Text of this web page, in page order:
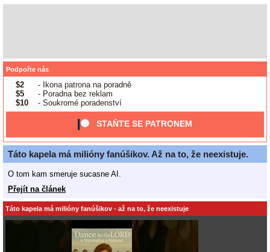
Podpořte nás
$2
- Ikona patrona na poradně
$5
- Poradna bez reklam
$10
- Soukromé poradenství
STAŇTE SE PATRONEM
Táto kapela má milióny fanúšikov. Až na to, že neexistuje.
O tom kam smeruje sucasne AI.
Přejít na článek
Táto kapela má milióny fanúšikov - až na to, že neexistuje